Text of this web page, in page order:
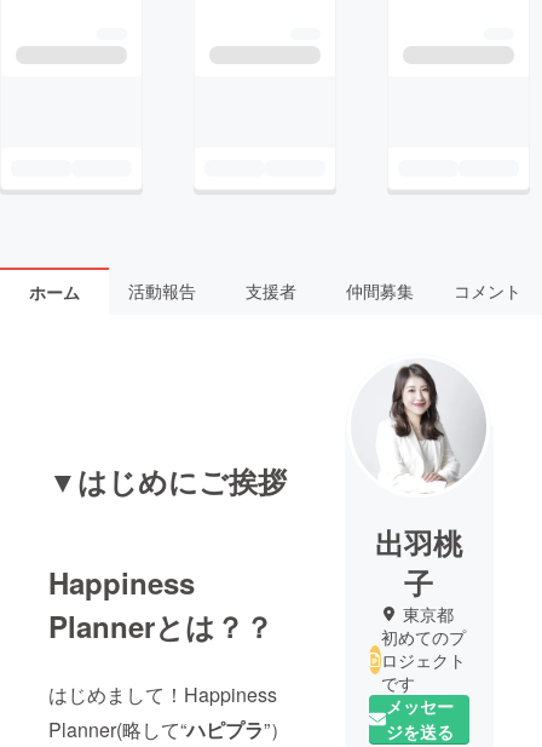
ホーム 活動報告 支援者 仲間募集 コメント
▼はじめにご挨拶
Happiness
Plannerとは？？
はじめまして！Happiness
Planner(略して“ハピプラ”）
出羽桃
子
東京都
初めてのプ
ロジェクト
です
メッセー
ジを送る